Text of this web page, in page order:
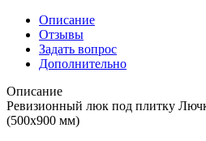
Описание
Отзывы
Задать вопрос
Дополнительно
Описание
Ревизионный люк под плитку
(500х900 мм)